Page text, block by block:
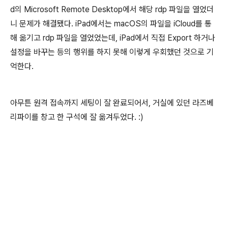
d의 Microsoft Remote Desktop에서 해당 rdp 파일을 열었더
니 문제가 해결됐다. iPad에서는 macOS의 파일을 iCloud를 통
해 옮기고 rdp 파일을 열었었는데, iPad에서 직접 Export 하거나
설정을 바꾸는 등의 행위를 하지 못해 이렇게 우회했던 것으로 기
억한다.
아무튼 원격 접속까지 세팅이 잘 완료되어서, 거실에 있던 라즈베
리파이를 창고 한 구석에 잘 옮겨두었다. :)